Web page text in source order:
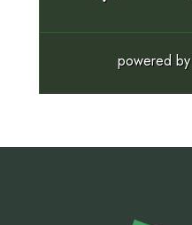
powered by